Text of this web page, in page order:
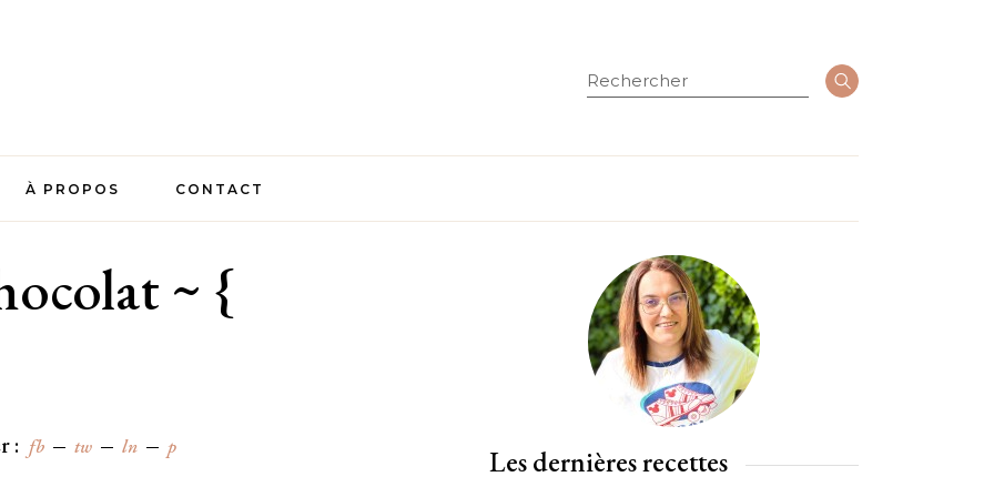
Rechercher
À PROPOS CONTACT
~ {
: fb tw ln p Les dernières recettes